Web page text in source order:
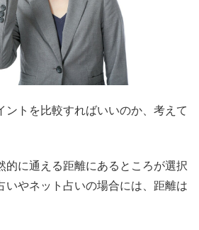
ントを比較すればいいのか、考えて
的に通える距離にあるところが選択
いやネット占いの場合には、距離は